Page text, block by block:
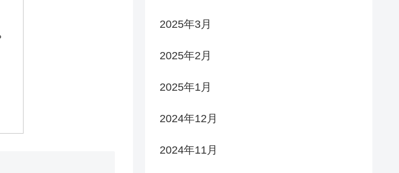
2025年3月
2025年2月
2025年1月
2024年12月
2024年11月